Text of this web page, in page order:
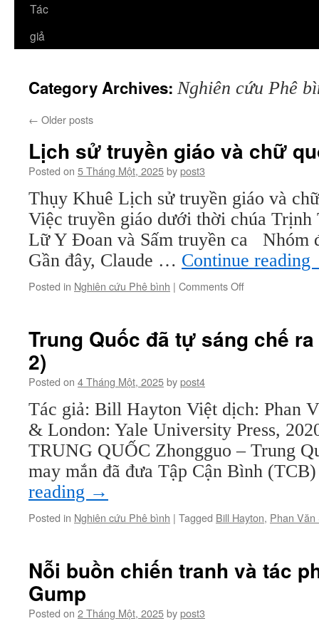
Tác
giả
Category Archives: Nghiên cứu Phê
← Older posts
Lịch sử truyền giáo và chữ
Posted on 5 Tháng Một, 2025bypost3
Thụy Khuê Lịch sử truyền giáo và
Việc truyền giáo dưới thời chúa
Lữ Y Đoan và Sấm truyền ca Nhóm
Gần đây, Claude … Continue reading
Posted in Nghiên cứu Phê bình | Comments Offon
giáo
ngữ
(17)
Trung Quốc đã tự sáng chế
2)
Posted on 4 Tháng Một, 2025bypost4
Tác giả: Bill Hayton Việt dịch: Phan
& London: Yale University Press,
TRUNG QUỐC Zhongguo – Trung
may mắn đã đưa Tập Cận Bình
reading →
Posted in Nghiên cứu Phê bình | Tagged Bill Hayton, Phan Văn
Nỗi buồn chiến tranh và tác
Gump
Posted on 2 Tháng Một, 2025bypost3